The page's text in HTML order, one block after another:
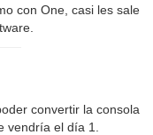
con One, casi les sale
convertir la consola
vendría el día 1.